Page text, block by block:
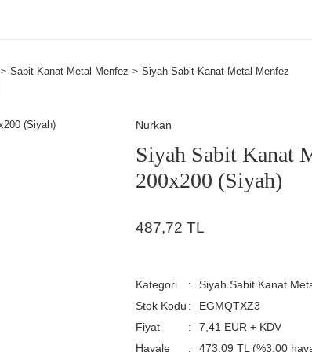
Sabit Kanat Metal Menfez
Siyah Sabit Kanat Metal Menfez
Nurkan
Siyah Sabit Kanat
200x200 (Siyah)
487,72 TL
Kategori
Siyah Sabit Kanat
Stok Kodu
EGMQTXZ3
Fiyat
7,41 EUR + KDV
Havale
473,09 TL (%3,00